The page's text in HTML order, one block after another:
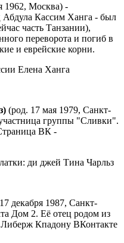
1962, Москва) -
Абдула Кассим Ханга - был
часть Танзании),
переворота и погиб в
и еврейские корни.
(род. 17 мая 1979, Санкт-
группы "Сливки".
ВК -
декабря 1987, Санкт-
Дом 2. Её отец родом из
Либерж Кпадону ВКонтакте